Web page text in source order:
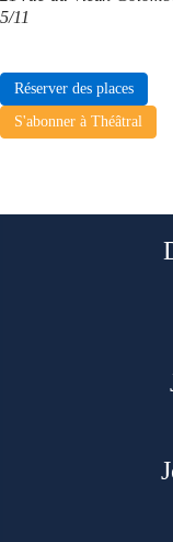
5/11
Réserver des places
S'abonner à Théâtral